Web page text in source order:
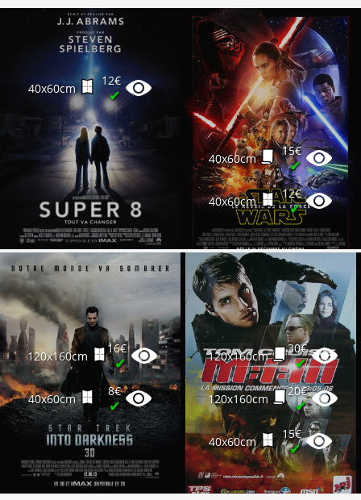
40x60cm
12€
✔
40x60cm
15€
✔
40x60cm
12€
✔
120x160cm
16€
✔
40x60cm
8€
✔
120x160cm
30€
✔
120x160cm
20€
✔
40x60cm
15€
✔